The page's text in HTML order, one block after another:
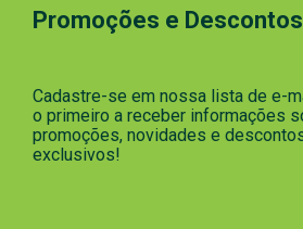
Promoções e Descontos
Cadastre-se em nossa lista de e-
o primeiro a receber informações
promoções, novidades e
exclusivos!